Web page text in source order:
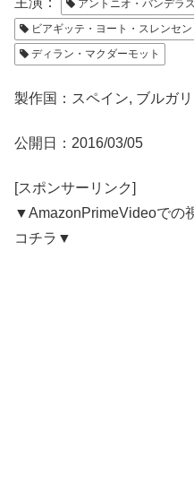
アントニオ・バンデラス
ビアギッテ・ヨート・スレンセン
ディラン・マクダーモット
製作国：スペイン, ブルガ
公開日：2016/03/05
[スポンサーリンク]
▼AmazonPrimeVideoでの
コチラ▼